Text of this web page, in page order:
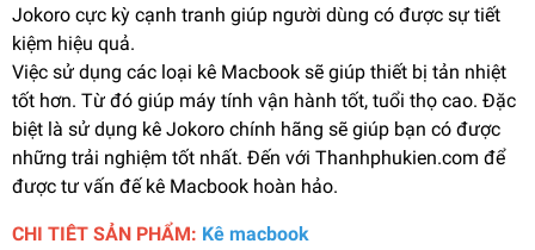
Jokoro cực kỳ cạnh tranh giúp người dùng có được sự tiết
kiệm hiệu quả.
Việc sử dụng các loại kê Macbook sẽ giúp thiết bị tản nhiệt
tốt hơn. Từ đó giúp máy tính vận hành tốt, tuổi thọ cao. Đặc
biệt là sử dụng kê Jokoro chính hãng sẽ giúp bạn có được
những trải nghiệm tốt nhất. Đến với Thanhphukien.com để
được tư vấn đế kê Macbook hoàn hảo.
CHI TIÊT SẢN PHẨM: Kê macbook